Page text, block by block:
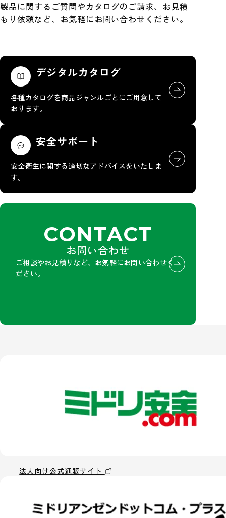
製品に関するご質問やカタログのご請求、お見積
もり依頼など、お気軽にお問い合わせください。
デジタルカタログ
各種カタログを商品ジャンルごとにご用意して
おります。
安全サポート
安全衛生に関する適切なアドバイスをいたしま
す。
CONTACT
お問い合わせ
ご相談やお見積りなど、お気軽にお問い合わせく
ださい。
法人向け公式通販サイト